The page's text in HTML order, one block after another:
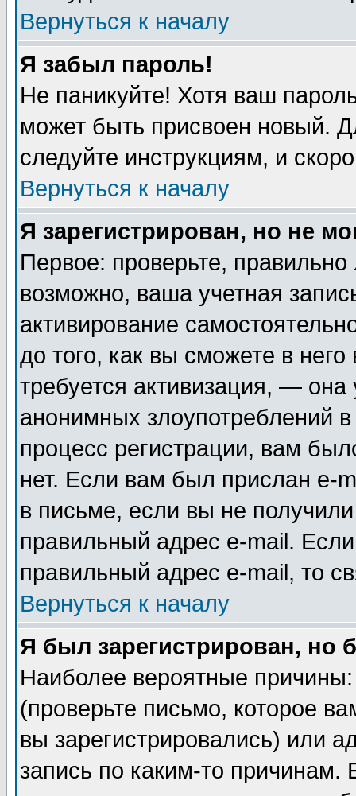
Вернуться к началу
Я забыл пароль!
Не паникуйте! Хотя ваш
может быть присвоен новый.
следуйте инструкциям, и
Вернуться к началу
Я зарегистрирован, но не
Первое: проверьте,
возможно, ваша учетная
активирование
до того, как вы сможете в
требуется активизация, —
анонимных злоупотреблений
процесс регистрации, вам
нет. Если вам был прислан e-
в письме, если вы не
правильный адрес e-mail.
правильный адрес e-mail, то
Вернуться к началу
Я был зарегистрирован, но
Наиболее вероятные
(проверьте письмо, которое
вы зарегистрировались) или
запись по каким-то причинам.